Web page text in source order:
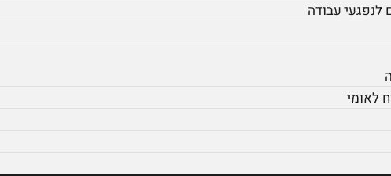
לנפגעי עבודה
לאומי